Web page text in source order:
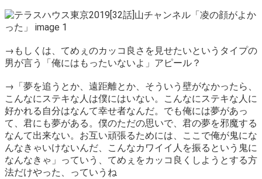
→もしくは、てめぇのカッコ良さを見せたいというタイプの
男が言う「俺にはもったいないよ」アピール？
→「夢を追うとか、遠距離とか、そういう壁がなかったら、
こんなにステキな人は僕にはいない。こんなにステキな人に
好かれる自分はなんて幸せ者なんだ。でも俺には夢があっ
て、君にも夢がある。僕のただの思いで、君の夢を邪魔する
なんて出来ない。お互い頑張るためには、ここで俺が鬼にな
んなきゃいけないんだ、こんなカワイイ人を振るという鬼に
なんなきゃ」っていう、てめぇをカッコ良くしようとする方
法だけやった、っていうね